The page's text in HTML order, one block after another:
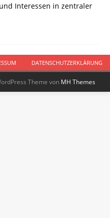
Interessen in zentraler
DATENSCHUTZERKLÄRUNG
Theme von MH Themes